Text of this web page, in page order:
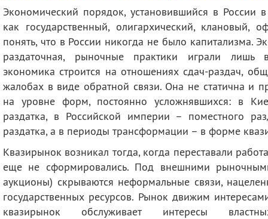
Экономический порядок, установившийся в России
как государственный, олигархический,
понять, что в России никогда не было капитализма.
раздаточная, рыночные практики играли лишь
экономика строится на отношениях сдач-раздач,
жалобах в виде обратной связи. Она не статична и
на уровне форм, постоянно усложнявшихся: в
раздатка, в Российской империи – поместного
раздатка, а в периоды трансформации – в форме
Квазирынок возникал тогда, когда переставали
еще не сформировались. Под внешними
аукционы) скрываются неформальные связи,
государственных ресурсов. Рынок движим
квазирынок обслуживает интересы